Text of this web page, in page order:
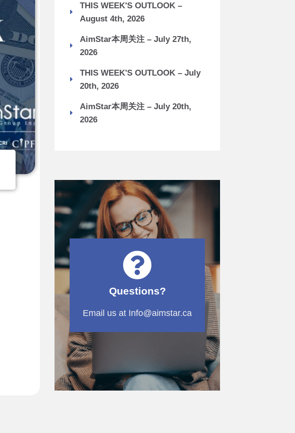
THIS WEEK'S OUTLOOK –
August 4th, 2026
AimStar本周关注 – July 27th,
2026
THIS WEEK'S OUTLOOK – July
20th, 2026
AimStar本周关注 – July 20th,
2026
Questions?
Email us at Info@aimstar.ca